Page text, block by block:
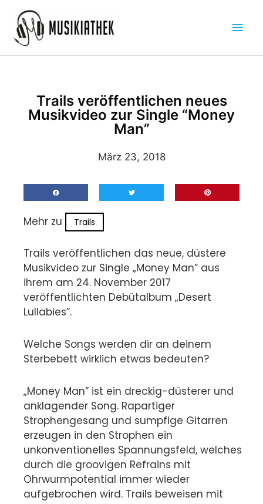
Inhalt
springen
Trails veröffentlichen neues
Musikvideo zur Single “Money
Man”
März 23, 2018
Mehr zu Trails
Trails veröffentlichen das neue, düstere
Musikvideo zur Single „Money Man” aus
ihrem am 24. November 2017
veröffentlichten Debütalbum „Desert
Lullabies”.
Welche Songs werden dir an deinem
Sterbebett wirklich etwas bedeuten?
„Money Man” ist ein dreckig-düsterer und
anklagender Song. Rapartiger
Strophengesang und sumpfige Gitarren
erzeugen in den Strophen ein
unkonventionelles Spannungsfeld, welches
durch die groovigen Refrains mit
Ohrwurmpotential immer wieder
aufgebrochen wird. Trails beweisen mit